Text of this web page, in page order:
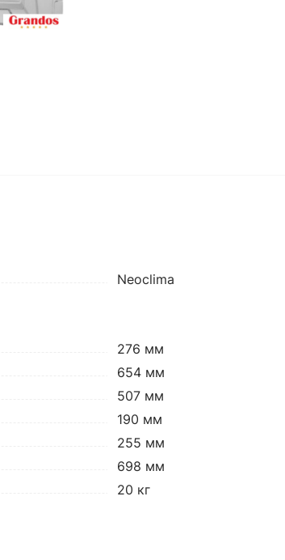
Neoclima
276 мм
654 мм
507 мм
190 мм
255 мм
698 мм
20 кг